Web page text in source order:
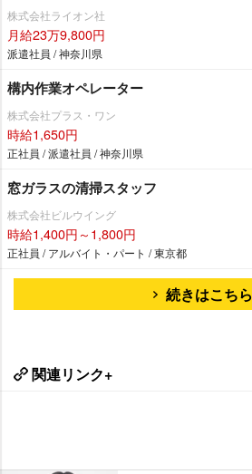
株式会社ライオン社
月給23万9,800円
派遣社員 / 神奈川県
構内作業オペレーター
株式会社プラス・ワン
時給1,650円
正社員 / 派遣社員 / 神奈川県
窓ガラスの清掃スタッフ
株式会社ビルウイング
時給1,400円～1,800円
正社員 / アルバイト・パート / 東京都
続きはこちら
関連リンク+